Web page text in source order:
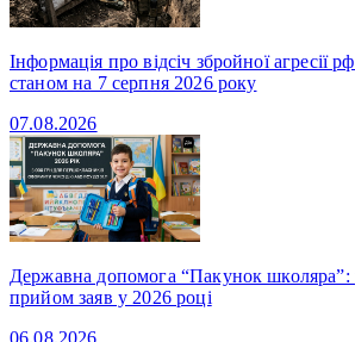
Інформація про відсіч збройної агресії
станом на 7 серпня 2026 року
07.08.2026
Державна допомога “Пакунок школяра”:
прийом заяв у 2026 році
06.08.2026